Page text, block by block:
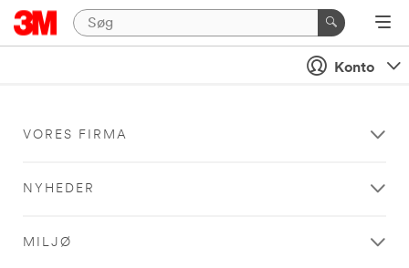
Konto
VORES FIRMA
NYHEDER
MILJØ